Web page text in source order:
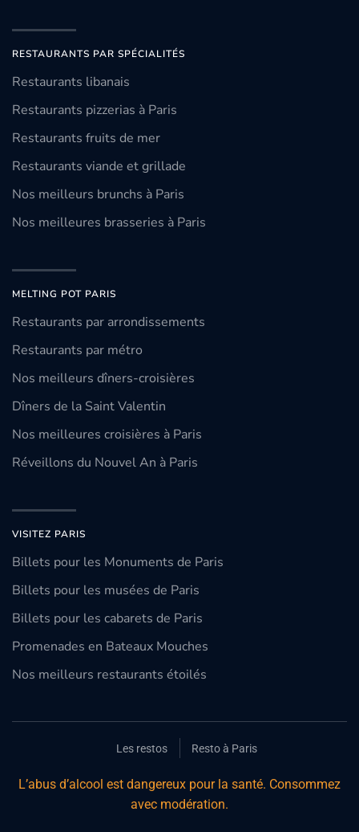
RESTAURANTS PAR SPÉCIALITÉS
Restaurants libanais
Restaurants pizzerias à Paris
Restaurants fruits de mer
Restaurants viande et grillade
Nos meilleurs brunchs à Paris
Nos meilleures brasseries à Paris
MELTING POT PARIS
Restaurants par arrondissements
Restaurants par métro
Nos meilleurs dîners-croisières
Dîners de la Saint Valentin
Nos meilleures croisières à Paris
Réveillons du Nouvel An à Paris
VISITEZ PARIS
Billets pour les Monuments de Paris
Billets pour les musées de Paris
Billets pour les cabarets de Paris
Promenades en Bateaux Mouches
Nos meilleurs restaurants étoilés
Les restos Resto à Paris
L’abus d’alcool est dangereux pour la santé. Consommez
avec modération.